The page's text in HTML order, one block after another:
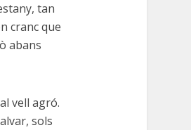
tan
cranc que
abans
vell agró.
sols